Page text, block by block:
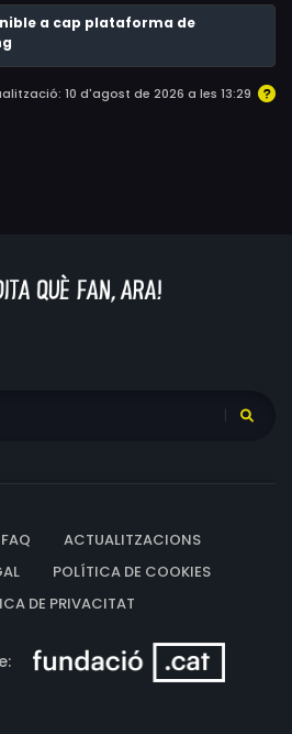
suport, ara ha d’afrontar un
la llibertat en una societat que
a cap plataforma de
10 d'agost de 2026 a les 13:29
FAQ
ACTUALITZACIONS
POLÍTICA DE COOKIES
DE PRIVACITAT